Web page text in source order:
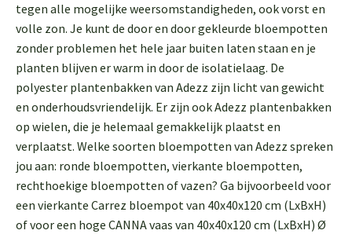
tegen alle mogelijke weersomstandigheden, ook vorst en
volle zon. Je kunt de door en door gekleurde bloempotten
zonder problemen het hele jaar buiten laten staan en je
planten blijven er warm in door de isolatielaag. De
polyester plantenbakken van Adezz zijn licht van gewicht
en onderhoudsvriendelijk. Er zijn ook Adezz plantenbakken
op wielen, die je helemaal gemakkelijk plaatst en
verplaatst. Welke soorten bloempotten van Adezz spreken
jou aan: ronde bloempotten, vierkante bloempotten,
rechthoekige bloempotten of vazen? Ga bijvoorbeeld voor
een vierkante Carrez bloempot van 40x40x120 cm (LxBxH)
of voor een hoge CANNA vaas van 40x40x120 cm (LxBxH) Ø